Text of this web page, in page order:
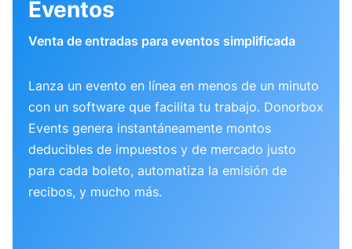
Eventos
Venta de entradas para eventos simplificada
Lanza un evento en línea en menos de un minuto
con un software que facilita tu trabajo. Donorbox
Events genera instantáneamente montos
deducibles de impuestos y de mercado justo
para cada boleto, automatiza la emisión de
recibos, y mucho más.